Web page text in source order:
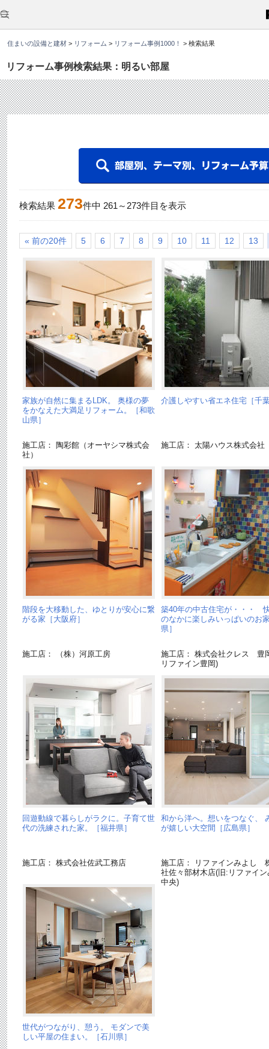
住まいの設備と建材 > リフォーム > リフォーム事例1000！ > 検索結果
リフォーム事例検索結果：明るい部屋
こ
か
ら
文
す
検索結果 273件中 261 ～ 273件目を表示
« 前の20件 5 6 7 8 9 10 11 12 13
家族が自然に集まるLDK。 奥様の夢
をかなえた大満足リフォーム。［和歌
山県］
施工店： 陶彩館（オーヤシマ株式会
社）
介護しやすい省エネ住宅［千
施工店： 太陽ハウス株式会社
階段を大移動した、ゆとりが安心に繋
がる家［大阪府］
施工店： （株）河原工房
築40年の中古住宅が・・・
のなかに楽しみいっぱいのお
県］
施工店： 株式会社クレス 豊
リファイン豊岡)
回遊動線で暮らしがラクに。子育て世
代の洗練された家。［福井県］
施工店： 株式会社佐武工務店
和から洋へ。想いをつなぐ、
が嬉しい大空間［広島県］
施工店： リファインみよし
社佐々部材木店(旧:リファイン
中央)
世代がつながり、憩う。 モダンで美
しい平屋の住まい。［石川県］